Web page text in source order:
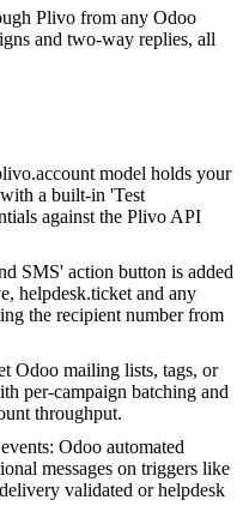
Plivo from any Odoo
and two-way replies, all
model holds your
a built-in 'Test
against the Plivo API
SMS' action button is added
helpdesk.ticket and any
the recipient number from
Odoo mailing lists, tags, or
per-campaign batching and
throughput.
Odoo automated
messages on triggers like
validated or helpdesk